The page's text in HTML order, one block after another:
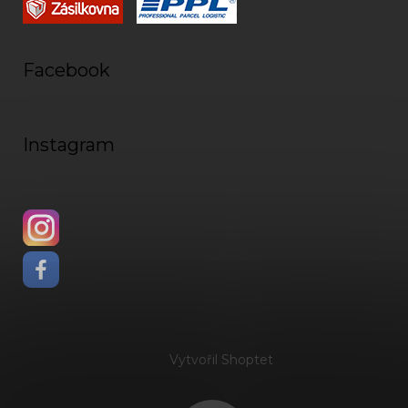
Facebook
Instagram
Vytvořil Shoptet